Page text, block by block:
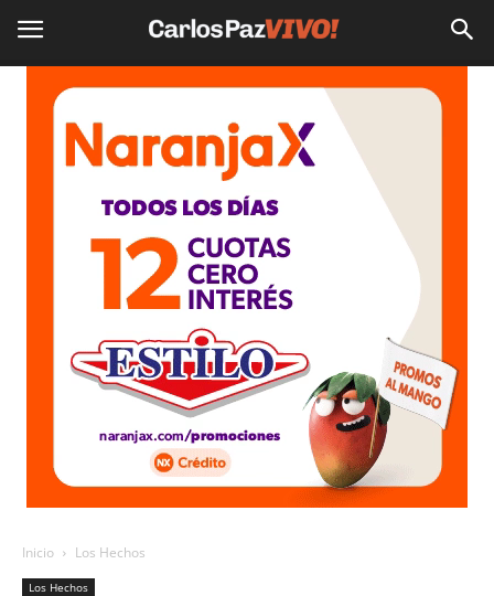
Inicio Los Hechos
Los Hechos